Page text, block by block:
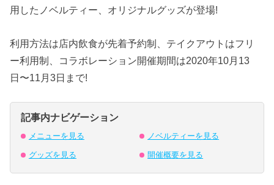
用したノベルティー、オリジナルグッズが登場!
利用方法は店内飲食が先着予約制、テイクアウトはフリ
ー利用制、コラボレーション開催期間は2020年10月13
日〜11月3日まで!
記事内ナビゲーション
メニューを見る ノベルティーを見る
グッズを見る 開催概要を見る